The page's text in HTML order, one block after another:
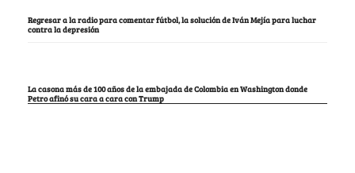
Regresar a la radio para comentar fútbol, la solución de Iván Mejía para luchar
contra la depresión
La casona más de 100 años de la embajada de Colombia en Washington donde
Petro afinó su cara a cara con Trump